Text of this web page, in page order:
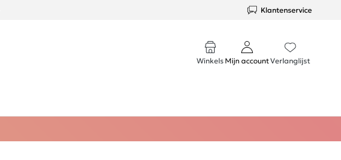
Klantenservice
Winkels Mijn accountVerlanglijst